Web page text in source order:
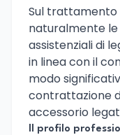
Sul trattamento
naturalmente le
assistenziali di
in linea con il
modo
contrattazione
accessorio
Il profilo